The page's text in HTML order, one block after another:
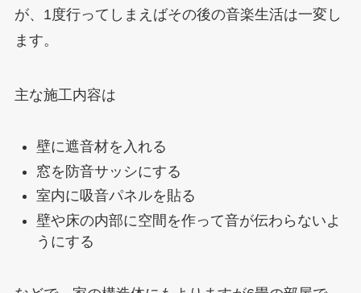
が、1度行ってしまえばその後の音楽生活は一変し
ます。
主な施工内容は
壁に遮音材を入れる
窓を防音サッシにする
室内に吸音パネルを貼る
壁や床の内部に空間を作って音が伝わらないよ
うにする